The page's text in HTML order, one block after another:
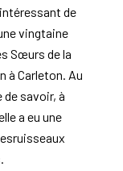
de
vingtaine
Sœurs de la
à Carleton. Au
savoir, à
a eu une